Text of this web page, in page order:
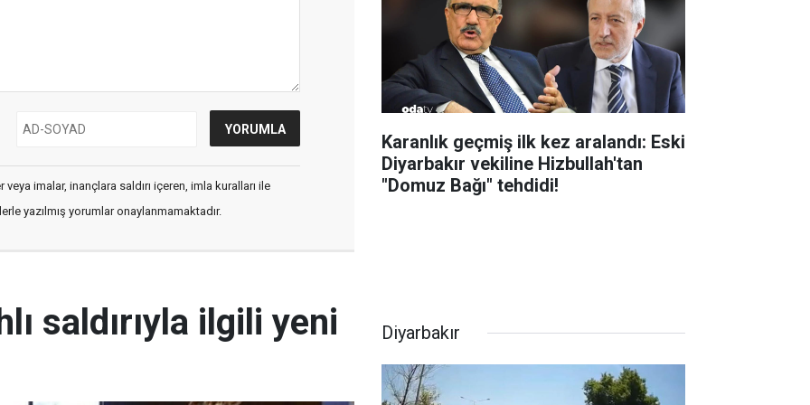
imalar, inançlara saldırı içeren, imla kuralları ile
yazılmış yorumlar onaylanmamaktadır.
Karanlık geçmiş ilk kez aralandı: Eski
Diyarbakır vekiline Hizbullah'tan
"Domuz Bağı" tehdidi!
saldırıyla ilgili yeni Diyarbakır